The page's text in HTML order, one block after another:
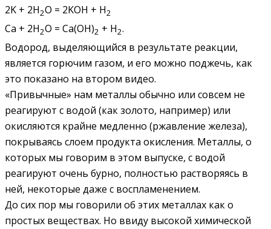
2K + 2H2O = 2KOH + H2
Ca + 2H2O = Ca(OH)2 + H2.
Водород, выделяющийся в результате реакции,
является горючим газом, и его можно поджечь, как
это показано на втором видео.
«Привычные» нам металлы обычно или совсем не
реагируют с водой (как золото, например) или
окисляются крайне медленно (ржавление железа),
покрываясь слоем продукта окисления. Металлы, о
которых мы говорим в этом выпуске, с водой
реагируют очень бурно, полностью растворяясь в
ней, некоторые даже с воспламенением.
До сих пор мы говорили об этих металлах как о
простых веществах. Но ввиду высокой химической